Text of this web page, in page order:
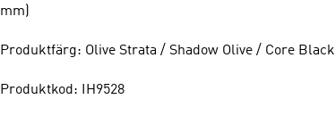
mm)
Produktfärg: Olive Strata / Shadow Olive / Core Black
Produktkod: IH9528